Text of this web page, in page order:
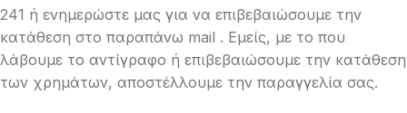
241 ή ενημερώστε μας για να επιβεβαιώσουμε την
κατάθεση στο παραπάνω mail . Εμείς, με το που
λάβουμε το αντίγραφο ή επιβεβαιώσουμε την κατάθεση
των χρημάτων, αποστέλλουμε την παραγγελία σας.